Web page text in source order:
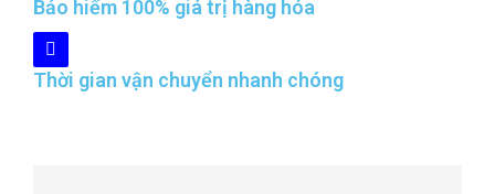
Bảo hiểm 100% giá trị hàng hóa
Thời gian vận chuyển nhanh chóng